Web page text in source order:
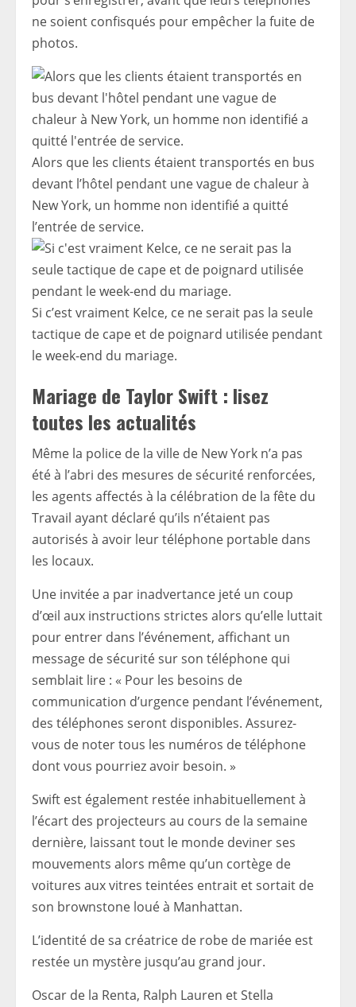
ne soient confisqués pour empêcher la fuite de
photos.
Alors que les clients étaient transportés en bus
devant l’hôtel pendant une vague de chaleur à
New York, un homme non identifié a quitté
l’entrée de service.
Si c’est vraiment Kelce, ce ne serait pas la seule
tactique de cape et de poignard utilisée pendant
le week-end du mariage.
Mariage de Taylor Swift : lisez
toutes les actualités
Même la police de la ville de New York n’a pas
été à l’abri des mesures de sécurité renforcées,
les agents affectés à la célébration de la fête du
Travail ayant déclaré qu’ils n’étaient pas
autorisés à avoir leur téléphone portable dans
les locaux.
Une invitée a par inadvertance jeté un coup
d’œil aux instructions strictes alors qu’elle luttait
pour entrer dans l’événement, affichant un
message de sécurité sur son téléphone qui
semblait lire : « Pour les besoins de
communication d’urgence pendant l’événement,
des téléphones seront disponibles. Assurez-
vous de noter tous les numéros de téléphone
dont vous pourriez avoir besoin. »
Swift est également restée inhabituellement à
l’écart des projecteurs au cours de la semaine
dernière, laissant tout le monde deviner ses
mouvements alors même qu’un cortège de
voitures aux vitres teintées entrait et sortait de
son brownstone loué à Manhattan.
L’identité de sa créatrice de robe de mariée est
restée un mystère jusqu’au grand jour.
Oscar de la Renta, Ralph Lauren et Stella